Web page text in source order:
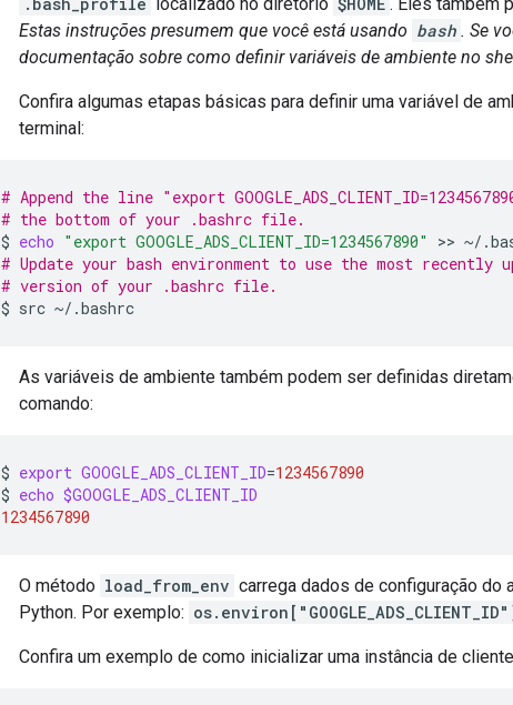
Estas instruções presumem que você está usando bash . Se
documentação sobre como definir variáveis de ambiente no
Confira algumas etapas básicas para definir uma variável de
terminal:
# Append the line "export
# the bottom of your .bashrc file.
$ echo "export GOOGLE_ADS_CLIENT_ID=1234567890" >>
# Update your bash environment to use the most recently
# version of your .bashrc file.
$ src
As variáveis de ambiente também podem ser definidas
comando:
$ export GOOGLE_ADS_CLIENT_ID=1234567890
$ echo $GOOGLE_ADS_CLIENT_ID
1234567890
O método load_from_env carrega dados de configuração do
Python. Por exemplo:
Confira um exemplo de como inicializar uma instância de